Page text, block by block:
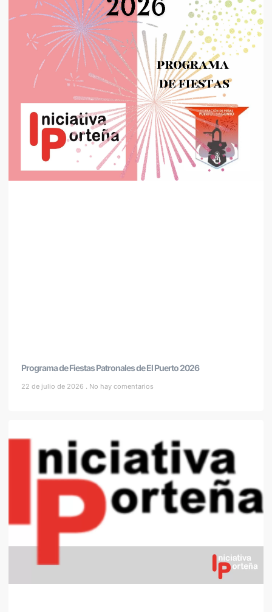
Programa de Fiestas Patronales de El Puerto 2026
22 de julio de 2026 No hay comentarios